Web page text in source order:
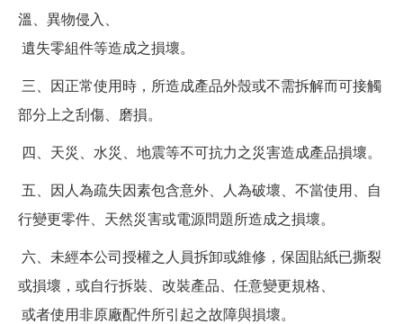
溫、異物侵入、
遺失零組件等造成之損壞。
三、因正常使用時，所造成產品外殼或不需拆解而可接觸
部分上之刮傷、磨損。
四、天災、水災、地震等不可抗力之災害造成產品損壞。
五、因人為疏失因素包含意外、人為破壞、不當使用、自
行變更零件、天然災害或電源問題所造成之損壞。
六、未經本公司授權之人員拆卸或維修，保固貼紙已撕裂
或損壞，或自行拆裝、改裝產品、任意變更規格、
或者使用非原廠配件所引起之故障與損壞。